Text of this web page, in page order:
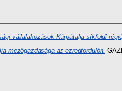
vállalakozások Kárpátalja síkföldi
mezőgazdasága az ezredfordulón.